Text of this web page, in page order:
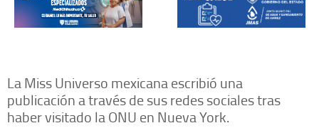
La Miss Universo mexicana escribió una
publicación a través de sus redes sociales tras
haber visitado la ONU en Nueva York.